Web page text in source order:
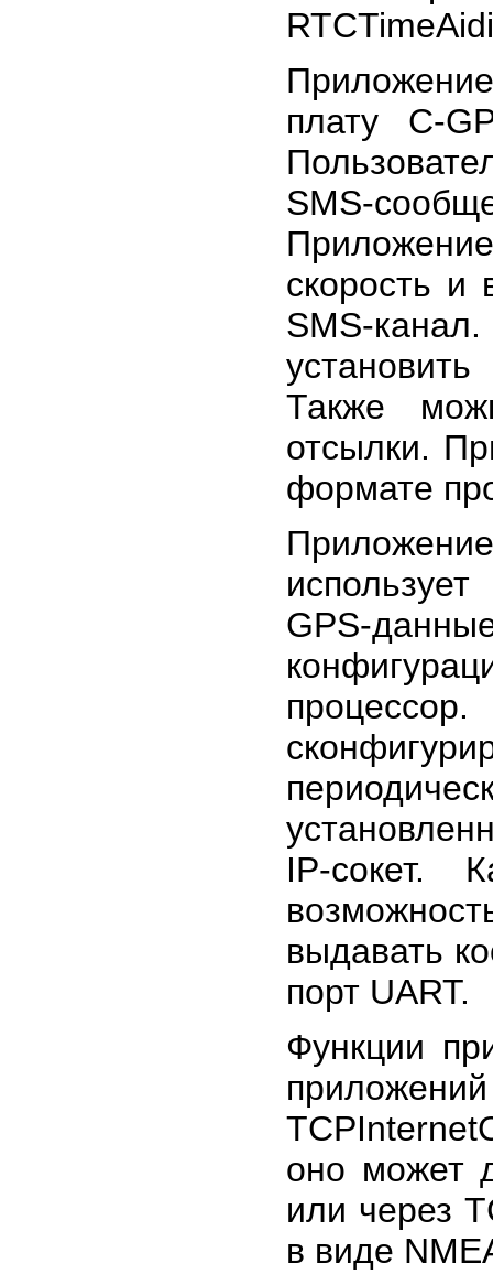
плату C-
SMS-
скорость и
SMS-
Также
отсылки.
формате
GPS-
IP-сокет.
выдавать
порт UART.
Функции
оно может
или через
в виде